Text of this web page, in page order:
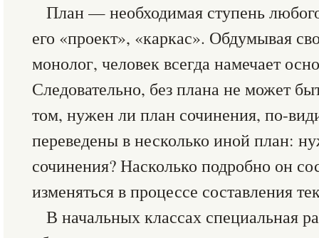
План — необходимая ступень
его «проект», «каркас». Обдумывая
монолог, человек всегда намечает
Следовательно, без плана не может
том, нужен ли план сочинения, по-
переведены в несколько иной план:
сочинения? Насколько подробно он
изменяться в процессе составления
В начальных классах специальная